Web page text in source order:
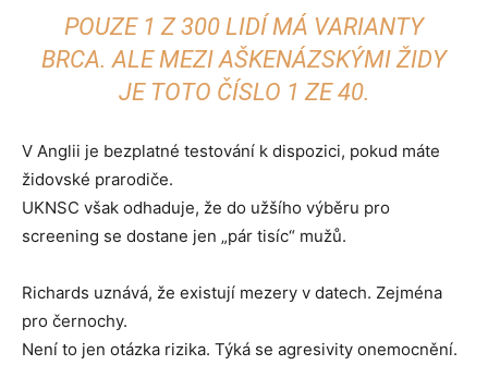
POUZE 1 Z 300 LIDÍ MÁ VARIANTY
BRCA. ALE MEZI AŠKENÁZSKÝMI ŽIDY
JE TOTO ČÍSLO 1 ZE 40.
V Anglii je bezplatné testování k dispozici, pokud máte
židovské prarodiče.
UKNSC však odhaduje, že do užšího výběru pro
screening se dostane jen „pár tisíc“ mužů.
Richards uznává, že existují mezery v datech. Zejména
pro černochy.
Není to jen otázka rizika. Týká se agresivity onemocnění.